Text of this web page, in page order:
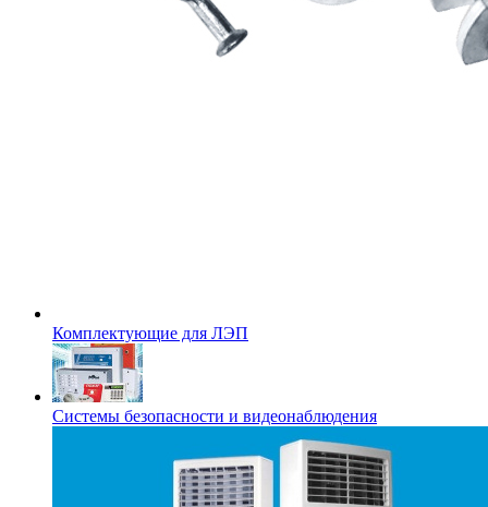
Комплектующие для ЛЭП
Системы безопасности и видеонаблюдения